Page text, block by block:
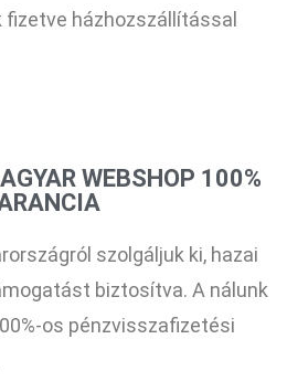
házhozszállítással
WEBSHOP 100%
szolgáljuk ki, hazai
biztosítva. A nálunk
os pénzvisszafizetési